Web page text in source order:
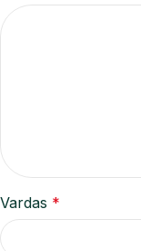
Vardas *